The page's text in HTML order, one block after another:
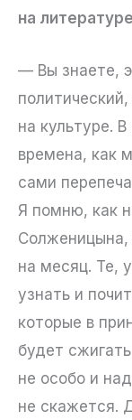
на
— Вы знаете,
на культуре.
времена, как
сами
Я помню, как
Солженицына,
на месяц. Те,
узнать и
которые в
будет
не особо и
не скажется.